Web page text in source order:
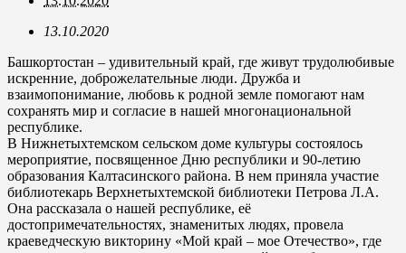
13.10.2020
Башкортостан – удивительный край, где живут трудолюбивые
искренние, доброжелательные люди. Дружба и
взаимопонимание, любовь к родной земле помогают нам
сохранять мир и согласие в нашей многонациональной
республике.
В Нижнетыхтемском сельском доме культуры состоялось
мероприятие, посвященное Дню республики и 90-летию
образования Калтасинского района. В нем приняла участие
библиотекарь Верхнетыхтемской библиотеки Петрова Л.А.
Она рассказала о нашей республике, её
достопримечательностях, знаменитых людях, провела
краеведческую викторину «Мой край – мое Отечество», где